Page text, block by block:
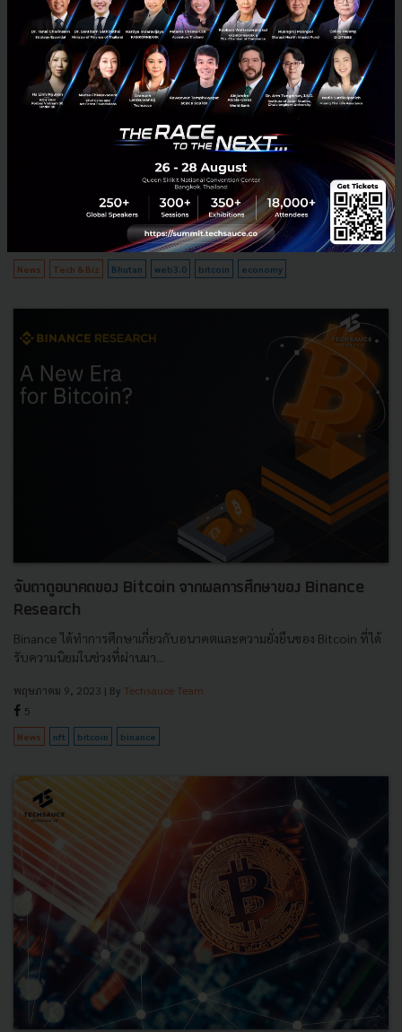
ภูฏานเริ่มแผนการขุด Bitcoin หวังสร้างเศรษฐกิจรายได้สูง แม้มี
ข้อจำกัดด้านภูมิประเทศและปัญหาเศรษฐกิจภายในหลังโควิด
ภูฏานประกาศเริ่มแผนขับเคลื่อนเศรษฐกิจของประเทศด้วยการ ขุด
Bitcoin ตามความต้องการพัฒนาเศรษฐกิจภูฏานในศตวรรษที่ 21 แม้จะมี
อุปสรรคเกี่ยวกับข้อจำกัดทางภูมิศาสตร์ และปัญหาเศรษฐกิจของประ...
| By
Techsauce Team
News Tech & Biz Bhutan web3.0 bitcoin economy
จับตาดูอนาคตของ Bitcoin จากผลการศึกษาของ Binance
Research
Binance ได้ทำการศึกษาเกี่ยวกับอนาคตและความยั่งยืนของ Bitcoin ที่ได้
รับความนิยมในช่วงที่ผ่านมา...
พฤษภาคม 9, 2023 | By Techsauce Team
5
News nft bitcoin binance